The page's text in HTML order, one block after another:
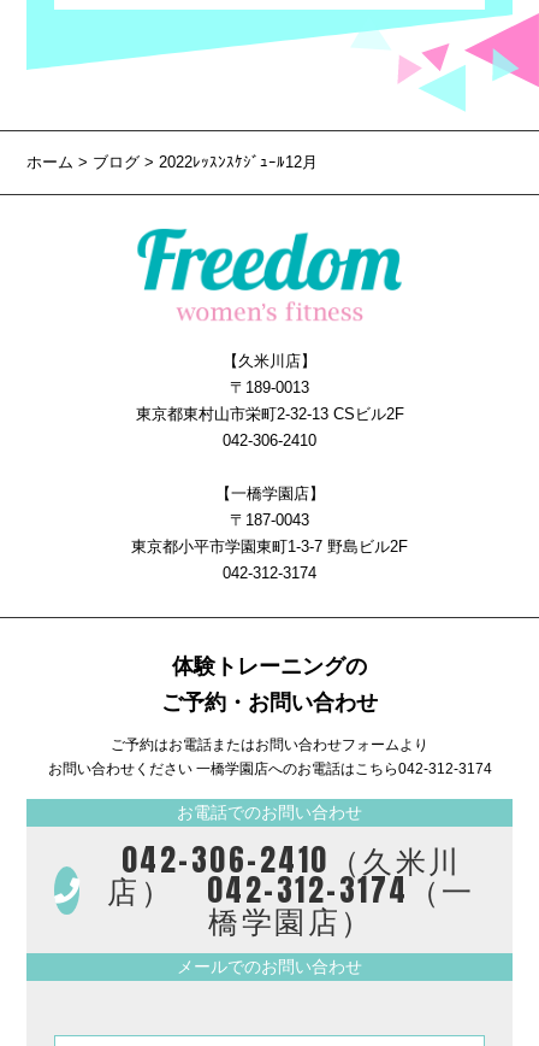
ホーム> ブログ > 2022ﾚｯｽﾝｽｹｼﾞｭｰﾙ12月
【久米川店】
〒189-0013
東京都東村山市栄町2-32-13 CSビル2F
042-306-2410
【一橋学園店】
〒187-0043
東京都小平市学園東町1-3-7 野島ビル2F
042-312-3174
体験トレーニングの
ご予約・お問い合わせ
ご予約はお電話またはお問い合わせフォームより
お問い合わせください 一橋学園店へのお電話はこちら042-312-3174
お電話でのお問い合わせ
042-306-2410（久米川
店） 042-312-3174（一
橋学園店）
メールでのお問い合わせ